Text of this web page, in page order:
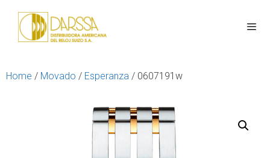
Home / Movado / Esperanza / 0607191w